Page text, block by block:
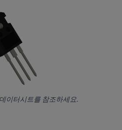
이터시트를 참조하세요.